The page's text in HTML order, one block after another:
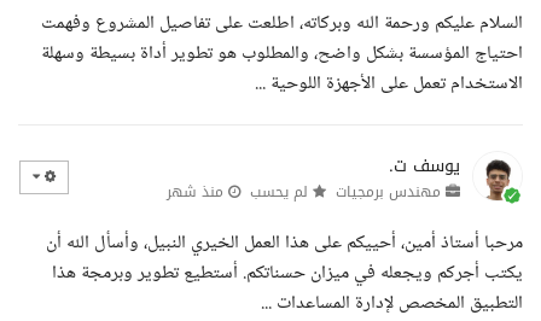
السلام عليكم ورحمة الله وبركاته، اطلعت على تفاصيل المشروع وفهمت
احتياج المؤسسة بشكل واضح، والمطلوب هو تطوير أداة بسيطة وسهلة
الاستخدام تعمل على الأجهزة اللوحية ...
يوسف ت.
مهندس برمجيات لم يحسب منذ شهر
مرحبا أستاذ أمين، أحييكم على هذا العمل الخيري النبيل، وأسأل الله أن
يكتب أجركم ويجعله في ميزان حسناتكم. أستطيع تطوير وبرمجة هذا
التطبيق المخصص لإدارة المساعدات ...